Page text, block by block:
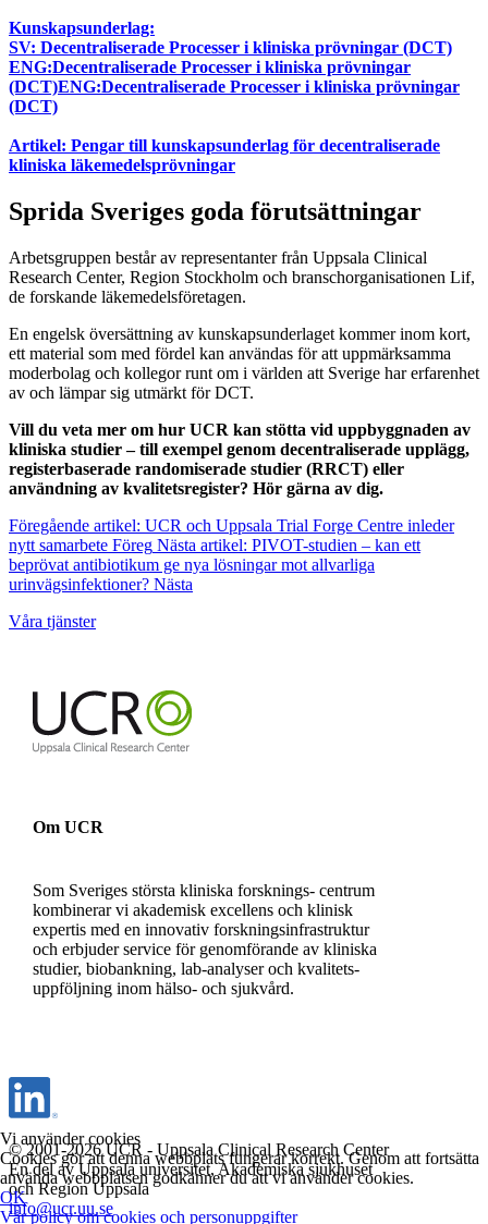
Kunskapsunderlag:
SV: Decentraliserade Processer i kliniska prövningar (DCT)
ENG:Decentraliserade Processer i kliniska prövningar
(DCT)ENG:Decentraliserade Processer i kliniska prövningar
(DCT)
Artikel: Pengar till kunskapsunderlag för decentraliserade
kliniska läkemedelsprövningar
Sprida Sveriges goda förutsättningar
Arbetsgruppen består av representanter från Uppsala Clinical
Research Center, Region Stockholm och branschorganisationen Lif,
de forskande läkemedelsföretagen.
En engelsk översättning av kunskapsunderlaget kommer inom kort,
ett material som med fördel kan användas för att uppmärksamma
moderbolag och kollegor runt om i världen att Sverige har erfarenhet
av och lämpar sig utmärkt för DCT.
Vill du veta mer om hur UCR kan stötta vid uppbyggnaden av
kliniska studier – till exempel genom decentraliserade upplägg,
registerbaserade randomiserade studier (RRCT) eller
användning av kvalitetsregister? Hör gärna av dig.
Föregående artikel: UCR och Uppsala Trial Forge Centre inleder
nytt samarbete Föreg Nästa artikel: PIVOT-studien – kan ett
beprövat antibiotikum ge nya lösningar mot allvarliga
urinvägsinfektioner? Nästa
Våra tjänster
Om UCR
Som Sveriges största kliniska forsknings- centrum
kombinerar vi akademisk excellens och klinisk
expertis med en innovativ forskningsinfrastruktur
och erbjuder service för genomförande av kliniska
studier, biobankning, lab-analyser och kvalitets-
uppföljning inom hälso- och sjukvård.
© 2001-2026 UCR - Uppsala Clinical Research Center
En del av Uppsala universitet, Akademiska sjukhuset
och Region Uppsala
info@ucr.uu.se
Vi använder cookies
Cookies gör att denna webbplats fungerar korrekt. Genom att fortsätta
använda webbplatsen godkänner du att vi använder cookies.
OK
Vår policy om cookies och personuppgifter